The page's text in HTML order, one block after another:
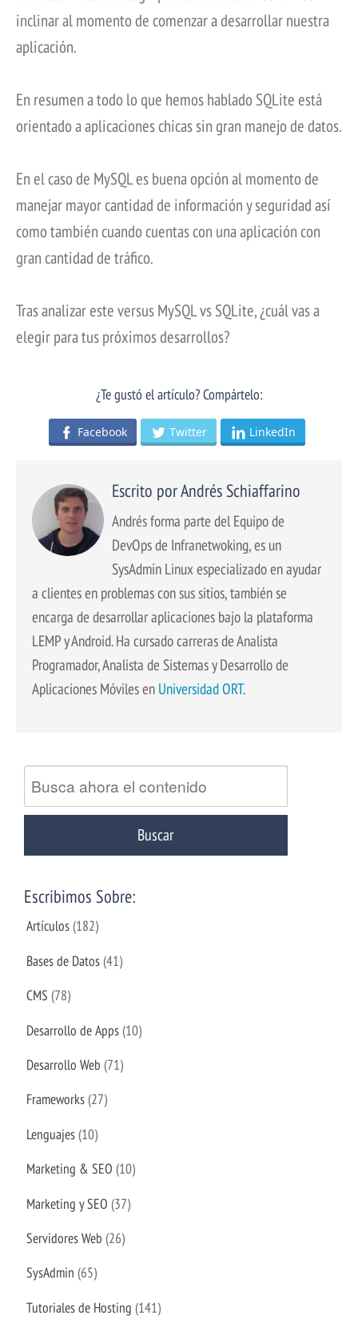
inclinar al momento de comenzar a desarrollar nuestra
aplicación.
En resumen a todo lo que hemos hablado SQLite está
orientado a aplicaciones chicas sin gran manejo de datos.
En el caso de MySQL es buena opción al momento de
manejar mayor cantidad de información y seguridad así
como también cuando cuentas con una aplicación con
gran cantidad de tráfico.
​Tras analizar este versus MySQL vs SQLite, ¿cuál vas a
elegir para tus próximos desarrollos?
¿Te gustó el artículo? Compártelo:
Facebook Twitter LinkedIn
Escrito por Andrés Schiaffarino
Andrés forma parte del Equipo de
DevOps de Infranetwoking, es un
SysAdmin Linux especializado en ayudar
a clientes en problemas con sus sitios, también se
encarga de desarrollar aplicaciones bajo la plataforma
LEMP y Android. Ha cursado carreras de Analista
Programador, Analista de Sistemas y Desarrollo de
Aplicaciones Móviles en Universidad ORT.
Escribimos Sobre:
Artículos (182)
Bases de Datos (41)
CMS (78)
Desarrollo de Apps (10)
Desarrollo Web (71)
Frameworks (27)
Lenguajes (10)
Marketing & SEO (10)
Marketing y SEO (37)
Servidores Web (26)
SysAdmin (65)
Tutoriales de Hosting (141)